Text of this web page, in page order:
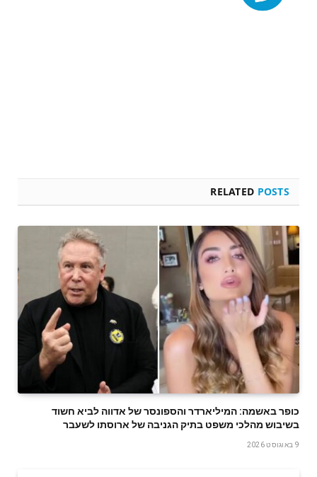
RELATED POSTS
כופר באשמה: המיליארדר והספונסר של אדווה לביא חשוד
בשיבוש מהלכי משפט בתיק הגניבה של ארוסתו לשעבר
9 באוגוסט 2026